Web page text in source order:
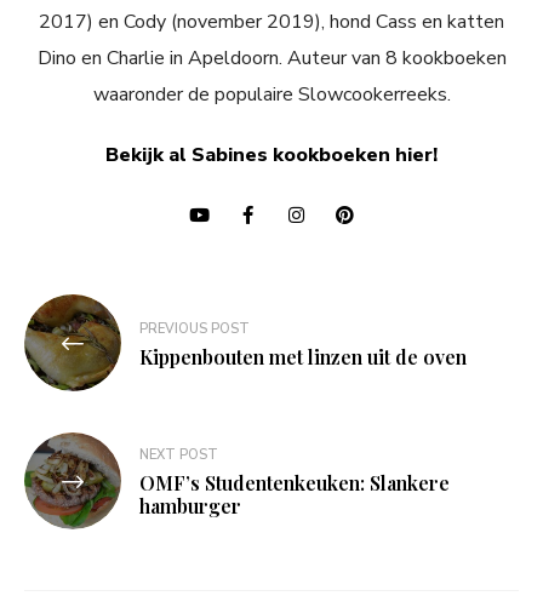
2017) en Cody (november 2019), hond Cass en katten
Dino en Charlie in Apeldoorn. Auteur van 8 kookboeken
waaronder de populaire Slowcookerreeks.
Bekijk al Sabines kookboeken hier!
Bericht
navigatie
PREVIOUS POST
Kippenbouten met linzen uit de oven
NEXT POST
OMF’s Studentenkeuken: Slankere
hamburger